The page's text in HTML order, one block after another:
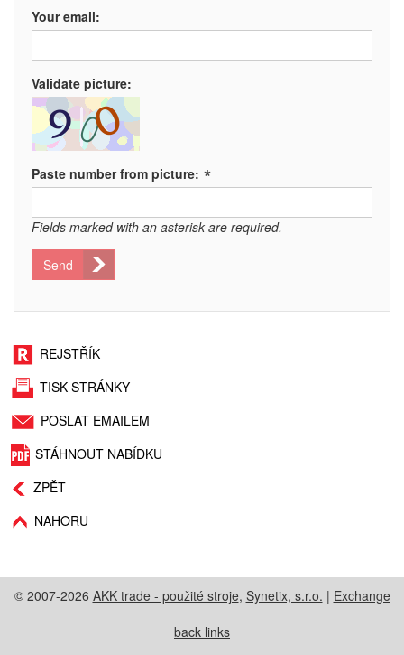
Your email:
Validate picture:
Paste number from picture: *
Fields marked with an asterisk are required.
Send
REJSTŘÍK
TISK STRÁNKY
POSLAT EMAILEM
STÁHNOUT NABÍDKU
ZPĚT
NAHORU
© 2007-2026 AKK trade - použité stroje, Synetix, s.r.o. | Exchange
back links